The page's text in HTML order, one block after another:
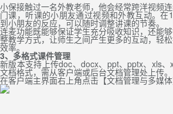
小保接触过一名外教老师，他会经常跨洋视频
门课，听课的小朋友通过视频和外教互动。
到小朋友的反应，可以随时调整讲课的节奏。
连麦功能既能够保证学生充分吸收知识，还能
整教学方式，让师生之间产生更多的互动，轻
效率。
3、多格式课件管理
新版本支持上传doc、docx、ppt、pptx、xls
文档格式，需从客户端或后台文档管理处上传。
在客户端主界面右上角点击【文档管理与多媒体